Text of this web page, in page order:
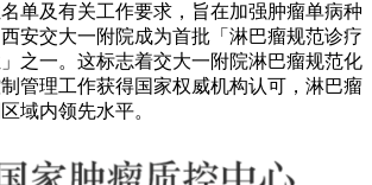
单及有关工作要求，旨在加强肿瘤单病种
安交大一附院成为首批「淋巴瘤规范诊疗
之一。这标志着交大一附院淋巴瘤规范化
管理工作获得国家权威机构认可，淋巴瘤
域内领先水平。